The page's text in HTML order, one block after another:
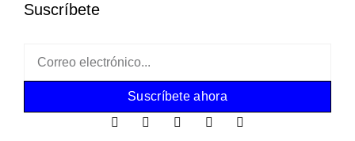
Suscríbete
Suscríbete ahora